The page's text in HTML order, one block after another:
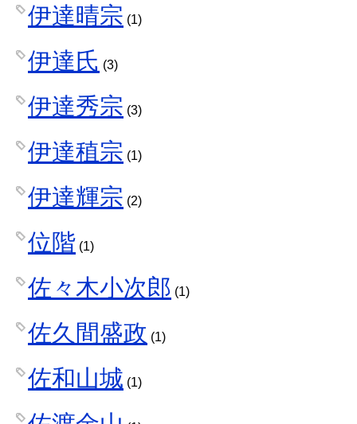
伊達晴宗 (1)
伊達氏 (3)
伊達秀宗 (3)
伊達稙宗 (1)
伊達輝宗 (2)
位階 (1)
佐々木小次郎 (1)
佐久間盛政 (1)
佐和山城 (1)